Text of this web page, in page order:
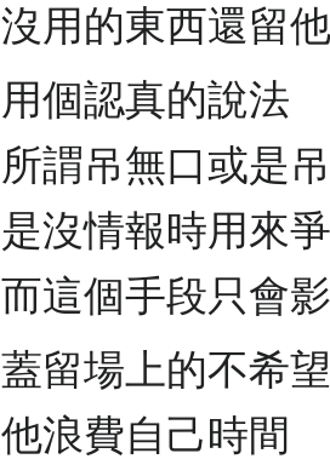
沒用的東西還留
用個認真的說法
所謂吊無口或是
是沒情報時用來
而這個手段只會
蓋留場上的不希
他浪費自己時間